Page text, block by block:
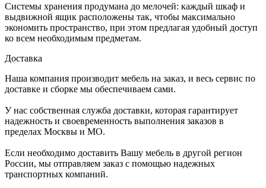
Системы хранения продумана до мелочей: каждый шкаф и
выдвижной ящик расположены так, чтобы максимально
экономить пространство, при этом предлагая удобный доступ
ко всем необходимым предметам.
Доставка
Наша компания производит мебель на заказ, и весь сервис по
доставке и сборке мы обеспечиваем сами.
У нас собственная служба доставки, которая гарантирует
надежность и своевременность выполнения заказов в
пределах Москвы и МО.
Если необходимо доставить Вашу мебель в другой регион
России, мы отправляем заказ с помощью надежных
транспортных компаний.